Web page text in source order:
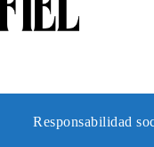
Responsabilidad